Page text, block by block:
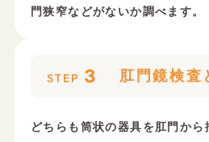
門狭窄などがないか調べます。
STEP 3 肛門鏡検査
どちらも筒状の器具を肛門か